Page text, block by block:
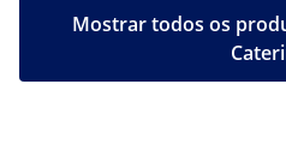
Mostrar todos os